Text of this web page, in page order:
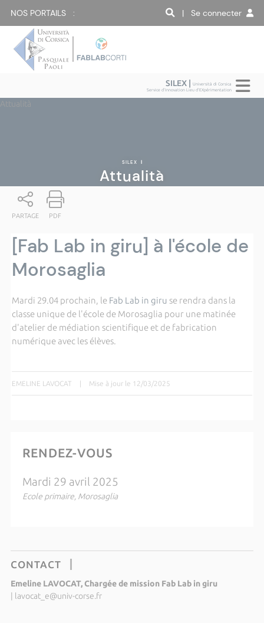
NOS PORTAILS : | Se connecter
SILEX |Università di Corsica
Service d'Innovation Lieu d'EXpérimentation
Attualità
SILEX |
Attualità
PARTAGE PDF
[Fab Lab in giru] à l'école de
Morosaglia
Mardi 29.04 prochain, le Fab Lab in giru se rendra dans la
classe unique de l'école de Morosaglia pour une matinée
d'atelier de médiation scientifique et de fabrication
numérique avec les élèves.
EMELINE LAVOCAT | Mise à jour le 12/03/2025
RENDEZ-VOUS
Mardi 29 avril 2025
Ecole primaire, Morosaglia
CONTACT
Emeline LAVOCAT, Chargée de mission Fab Lab in giru
lavocat_e@univ-corse.fr